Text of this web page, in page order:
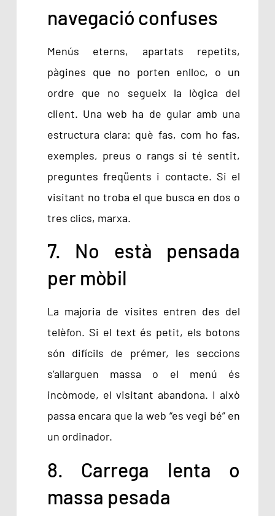
navegació confuses
Menús eterns, apartats repetits,
pàgines que no porten enlloc, o un
ordre que no segueix la lògica del
client. Una web ha de guiar amb una
estructura clara: què fas, com ho fas,
exemples, preus o rangs si té sentit,
preguntes freqüents i contacte. Si el
visitant no troba el que busca en dos o
tres clics, marxa.
7. No està pensada
per mòbil
La majoria de visites entren des del
telèfon. Si el text és petit, els botons
són difícils de prémer, les seccions
s’allarguen massa o el menú és
incòmode, el visitant abandona. I això
passa encara que la web “es vegi bé” en
un ordinador.
8. Carrega lenta o
massa pesada